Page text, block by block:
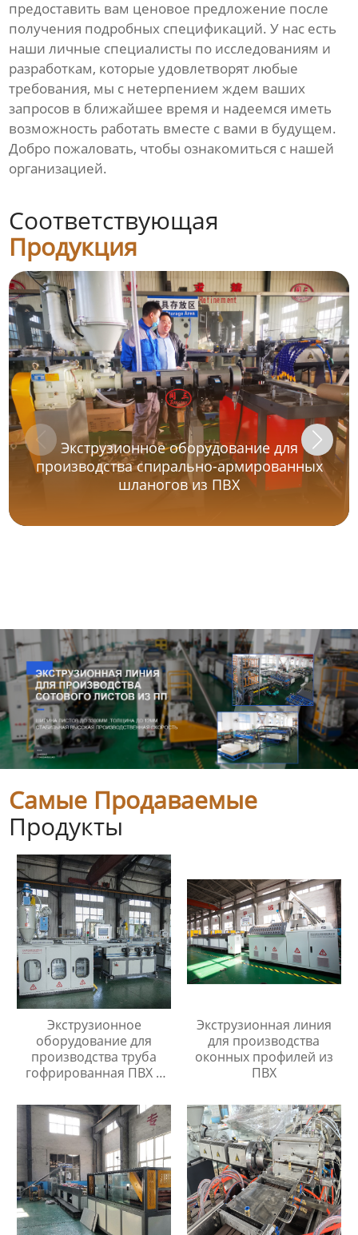
предоставить вам ценовое предложение после
получения подробных спецификаций. У нас есть
наши личные специалисты по исследованиям и
разработкам, которые удовлетворят любые
требования, мы с нетерпением ждем ваших
запросов в ближайшее время и надеемся иметь
возможность работать вместе с вами в будущем.
Добро пожаловать, чтобы ознакомиться с нашей
организацией.
Соответствующая
Продукция
Экструзионное оборудование для
производства спирально-армированных
шланогов из ПВХ
Самые Продаваемые
Продукты
Экструзионное
оборудование для
производства труба
гофрированная ПВХ с
Экструзионная линия
для производства
оконных профилей из
ПВХ